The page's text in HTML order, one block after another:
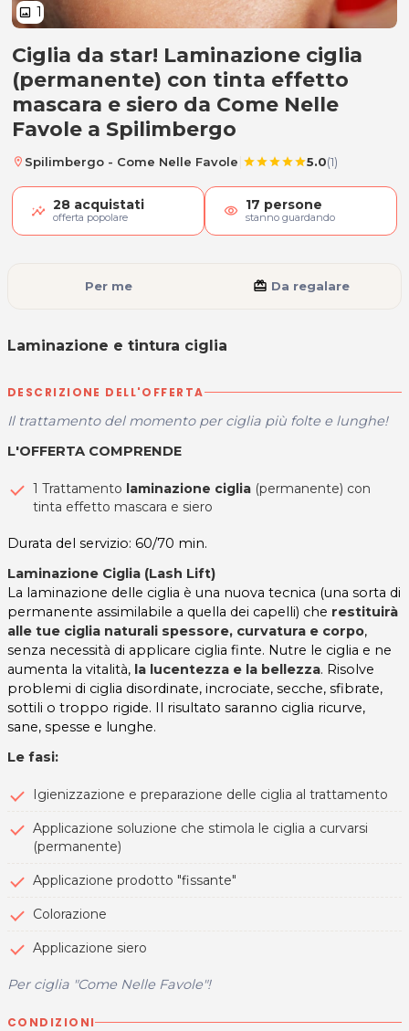
image 1
Laminazione e tintura ciglia
Ciglia da star! Laminazione ciglia
(permanente) con tinta effetto
mascara e siero da Come Nelle
Favole a Spilimbergo
location_on Spilimbergo - Come Nelle Favole starstarstarstarstar5.0(1)
28 acquistati
offerta popolare visibility 17 persone
stanno guardando
Laminazione e tintura ciglia
Per me card_giftcard Da regalare
DESCRIZIONE DELL'OFFERTA
Il trattamento del momento per ciglia più folte e lunghe!
L'OFFERTA COMPRENDE
1 Trattamento laminazione ciglia (permanente) con
tinta effetto mascara e siero
Durata del servizio: 60/70 min.
Laminazione Ciglia (Lash Lift)
La laminazione delle ciglia è una nuova tecnica (una sorta di
permanente assimilabile a quella dei capelli) che restituirà
alle tue ciglia naturali spessore, curvatura e corpo,
senza necessità di applicare ciglia finte. Nutre le ciglia e ne
aumenta la vitalità, la lucentezza e la bellezza. Risolve
problemi di ciglia disordinate, incrociate, secche, sfibrate,
sottili o troppo rigide. Il risultato saranno ciglia ricurve,
sane, spesse e lunghe.
Le fasi:
Igienizzazione e preparazione delle ciglia al trattamento
Applicazione soluzione che stimola le ciglia a curvarsi
(permanente)
Applicazione prodotto "fissante"
Colorazione
Applicazione siero
Per ciglia "Come Nelle Favole"!
CONDIZIONI